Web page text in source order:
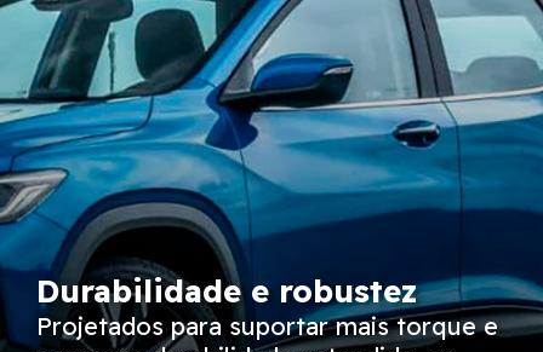
Durabilidade e robustez
Projetados para suportar mais torque e